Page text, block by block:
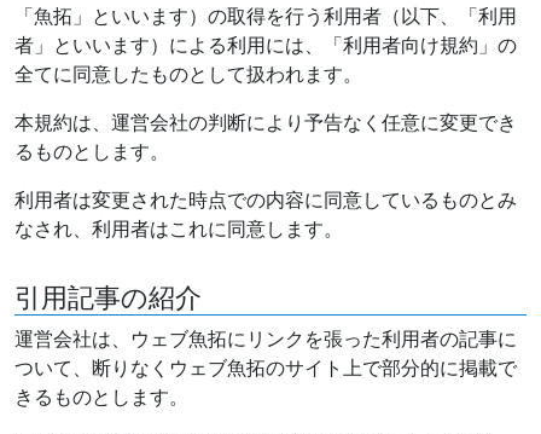
「魚拓」といいます）の取得を行う利用者（以下、「利用
者」といいます）による利用には、「利用者向け規約」の
全てに同意したものとして扱われます。
本規約は、運営会社の判断により予告なく任意に変更でき
るものとします。
利用者は変更された時点での内容に同意しているものとみ
なされ、利用者はこれに同意します。
引用記事の紹介
運営会社は、ウェブ魚拓にリンクを張った利用者の記事に
ついて、断りなくウェブ魚拓のサイト上で部分的に掲載で
きるものとします。